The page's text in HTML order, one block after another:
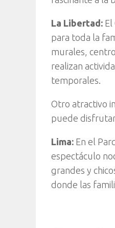
La Libertad:
para toda la
murales,
realizan
temporales.
Otro atractivo
puede
Lima: En el
espectáculo
grandes y
donde las